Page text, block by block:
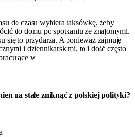
do czasu wybiera taksówkę, żeby
do domu po spotkaniu ze znajomymi.
się to przydarza. A ponieważ zajmuję
i dziennikarskimi, to i dość często
w
na stałe zniknąć z polskiej polityki?